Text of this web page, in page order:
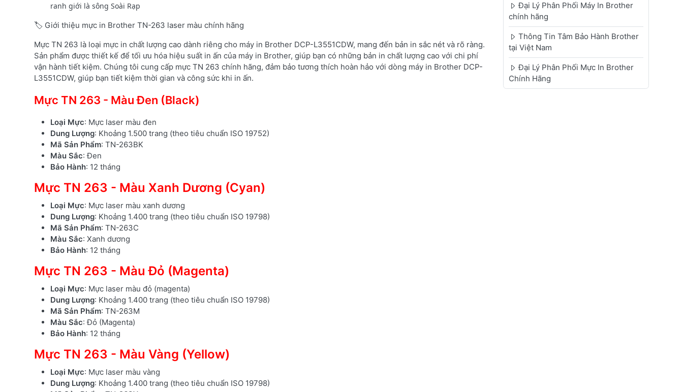
ranh giới là sông Soài Rạp
🏷️ Giới thiệu mực in Brother TN-263 laser màu chính hãng
Mực TN 263 là loại mực in chất lượng cao dành riêng cho máy in Brother DCP-L3551CDW, mang đến bản in sắc nét và rõ ràng.
Sản phẩm được thiết kế để tối ưu hóa hiệu suất in ấn của máy in Brother, giúp bạn có những bản in chất lượng cao với chi phí
vận hành tiết kiệm. Chúng tôi cung cấp mực TN 263 chính hãng, đảm bảo tương thích hoàn hảo với dòng máy in Brother DCP-
L3551CDW, giúp bạn tiết kiệm thời gian và công sức khi in ấn.
Mực TN 263 - Màu Đen (Black)
Loại Mực: Mực laser màu đen
Dung Lượng: Khoảng 1.500 trang (theo tiêu chuẩn ISO 19752)
Mã Sản Phẩm: TN-263BK
Màu Sắc: Đen
Bảo Hành: 12 tháng
Mực TN 263 - Màu Xanh Dương (Cyan)
Loại Mực: Mực laser màu xanh dương
Dung Lượng: Khoảng 1.400 trang (theo tiêu chuẩn ISO 19798)
Mã Sản Phẩm: TN-263C
Màu Sắc: Xanh dương
Bảo Hành: 12 tháng
Mực TN 263 - Màu Đỏ (Magenta)
Loại Mực: Mực laser màu đỏ (magenta)
Dung Lượng: Khoảng 1.400 trang (theo tiêu chuẩn ISO 19798)
Mã Sản Phẩm: TN-263M
Màu Sắc: Đỏ (Magenta)
Bảo Hành: 12 tháng
Mực TN 263 - Màu Vàng (Yellow)
Loại Mực: Mực laser màu vàng
Dung Lượng: Khoảng 1.400 trang (theo tiêu chuẩn ISO 19798)
Đại Lý Phân Phối Máy In Brother
chính hãng
Thông Tin Tâm Bảo Hành Brother
tại Việt Nam
Đại Lý Phân Phối Mực In Brother
Chính Hãng